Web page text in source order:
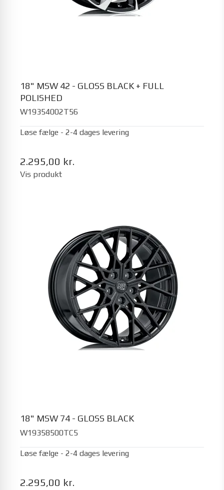
18" MSW 42 - GLOSS BLACK + FULL
POLISHED
W19354002T56
Løse fælge - 2-4 dages levering
2.295,00 kr.
Vis produkt
18" MSW 74 - GLOSS BLACK
W19358500TC5
Løse fælge - 2-4 dages levering
2.295,00 kr.